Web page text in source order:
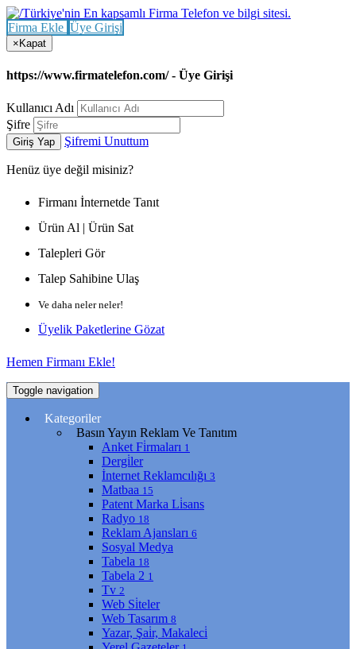
Firma Ekle Üye Girişi
× Kapat
https://www.firmatelefon.com/ - Üye Girişi
Kullanıcı Adı
Şifre
Giriş Yap Şifremi Unuttum
Henüz üye değil misiniz?
Firmanı İnternetde Tanıt
Ürün Al | Ürün Sat
Talepleri Gör
Talep Sahibine Ulaş
Ve daha neler neler!
Üyelik Paketlerine Gözat
Hemen Firmanı Ekle!
Toggle navigation
Kategoriler
Basın Yayın Reklam Ve Tanıtım
Anket Fi̇rmaları 1
Dergi̇ler
İnternet Reklamcılığı 3
Matbaa 15
Patent Marka Li̇sans
Radyo 18
Reklam Ajansları 6
Sosyal Medya
Tabela 18
Tabela 2 1
Tv 2
Web Si̇teler
Web Tasarım 8
Yazar, Şai̇r, Makaleci̇